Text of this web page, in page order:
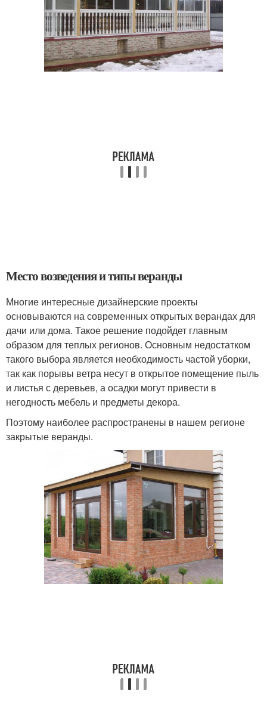
Место возведения и типы веранды
Многие интересные дизайнерские проекты
основываются на современных открытых верандах для
дачи или дома. Такое решение подойдет главным
образом для теплых регионов. Основным недостатком
такого выбора является необходимость частой уборки,
так как порывы ветра несут в открытое помещение пыль
и листья с деревьев, а осадки могут привести в
негодность мебель и предметы декора.
Поэтому наиболее распространены в нашем регионе
закрытые веранды.